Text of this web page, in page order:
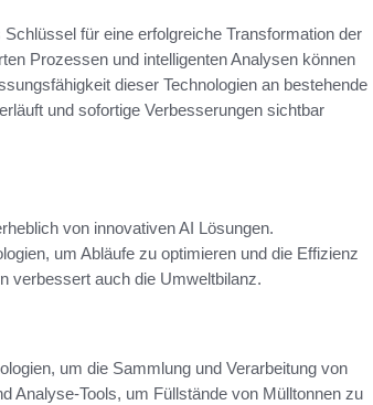
für eine erfolgreiche Transformation der
Prozessen und intelligenten Analysen können
dieser Technologien an bestehende
und sofortige Verbesserungen sichtbar
von innovativen AI Lösungen.
um Abläufe zu optimieren und die Effizienz
verbessert auch die Umweltbilanz.
um die Sammlung und Verarbeitung von
Analyse-Tools, um Füllstände von Mülltonnen zu